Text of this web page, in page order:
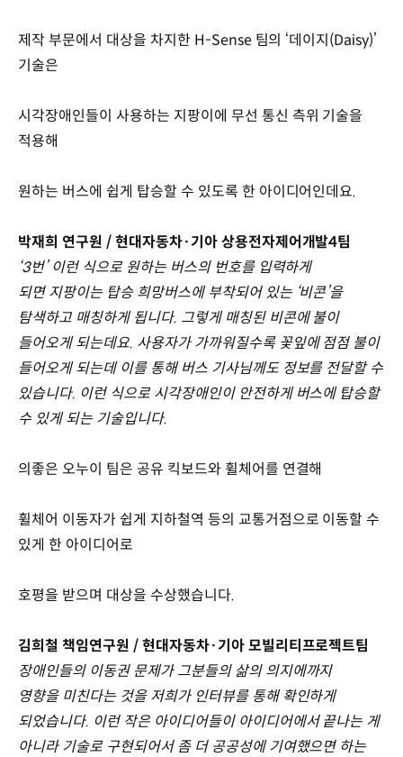
제작 부문에서 대상을 차지한 H-Sense 팀의 ‘데이지(Daisy)’
기술은
시각장애인들이 사용하는 지팡이에 무선 통신 측위 기술을
적용해
원하는 버스에 쉽게 탑승할 수 있도록 한 아이디어인데요.
박재희 연구원 / 현대자동차·기아 상용전자제어개발4팀
‘3번’ 이런 식으로 원하는 버스의 번호를 입력하게
되면 지팡이는 탑승 희망버스에 부착되어 있는 ‘비콘’을
탐색하고 매칭하게 됩니다. 그렇게 매칭된 비콘에 불이
들어오게 되는데요. 사용자가 가까워질수록 꽃잎에 점점 불이
들어오게 되는데 이를 통해 버스 기사님께도 정보를 전달할 수
있습니다. 이런 식으로 시각장애인이 안전하게 버스에 탑승할
수 있게 되는 기술입니다.
의좋은 오누이 팀은 공유 킥보드와 휠체어를 연결해
휠체어 이동자가 쉽게 지하철역 등의 교통거점으로 이동할 수
있게 한 아이디어로
호평을 받으며 대상을 수상했습니다.
김희철 책임연구원 / 현대자동차·기아 모빌리티프로젝트팀
장애인들의 이동권 문제가 그분들의 삶의 의지에까지
영향을 미친다는 것을 저희가 인터뷰를 통해 확인하게
되었습니다. 이런 작은 아이디어들이 아이디어에서 끝나는 게
아니라 기술로 구현되어서 좀 더 공공성에 기여했으면 하는